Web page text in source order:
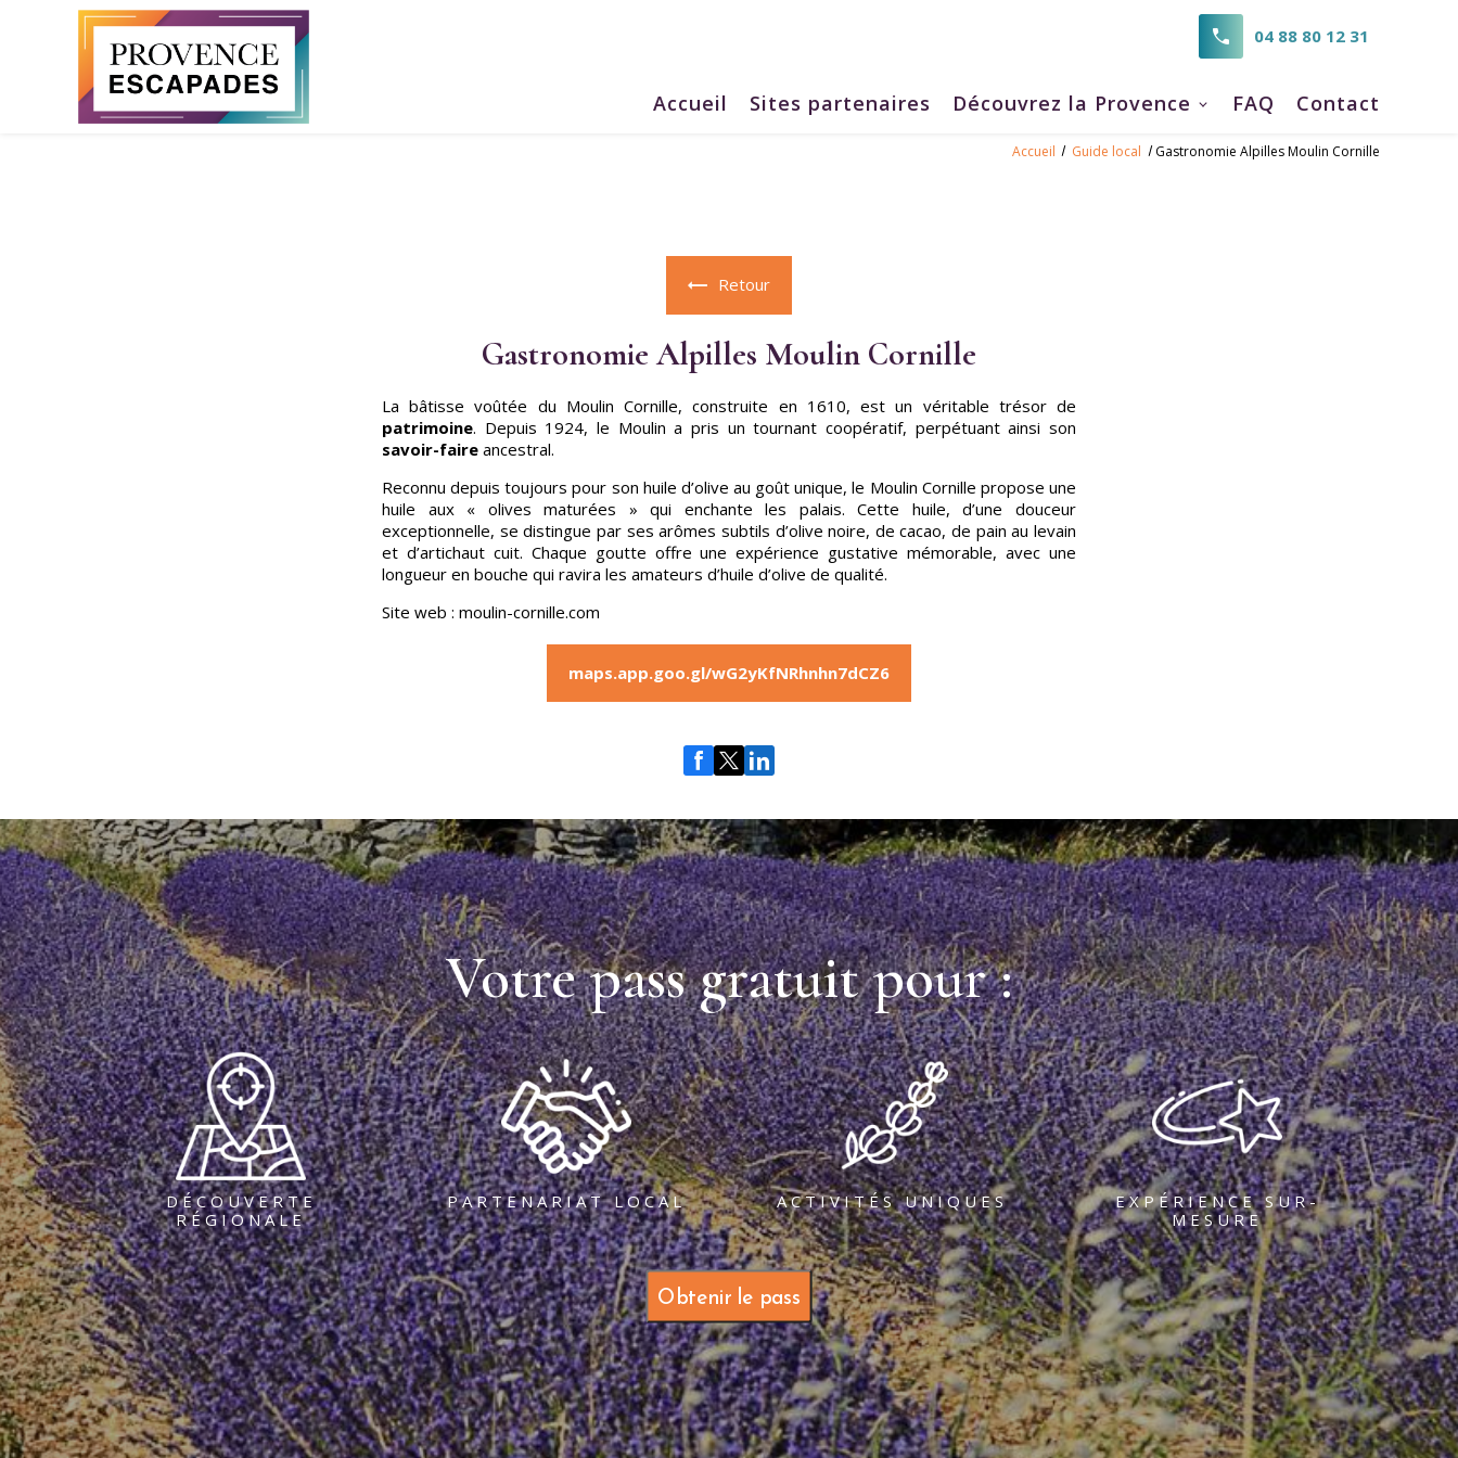
04 88 80 12 31
Accueil Sites partenaires Découvrez la Provence FAQ Contact
Accueil Guide local Gastronomie Alpilles Moulin Cornille
Retour
Gastronomie Alpilles Moulin Cornille
La bâtisse voûtée du Moulin Cornille, construite en 1610, est un véritable trésor de
patrimoine. Depuis 1924, le Moulin a pris un tournant coopératif, perpétuant ainsi son
savoir-faire ancestral.
Reconnu depuis toujours pour son huile d’olive au goût unique, le Moulin Cornille propose une
huile aux « olives maturées » qui enchante les palais. Cette huile, d’une douceur
exceptionnelle, se distingue par ses arômes subtils d’olive noire, de cacao, de pain au levain
et d’artichaut cuit. Chaque goutte offre une expérience gustative mémorable, avec une
longueur en bouche qui ravira les amateurs d’huile d’olive de qualité.
Site web : moulin-cornille.com
maps.app.goo.gl/wG2yKfNRhnhn7dCZ6
Votre pass gratuit pour :
DÉCOUVERTE
RÉGIONALE
PARTENARIAT LOCAL ACTIVITÉS UNIQUES
EXPÉRIENCE SUR-
MESURE
Obtenir le pass
Panneau de gestion des cookies